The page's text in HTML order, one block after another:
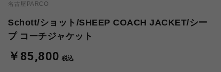
名古屋PARCO
Schott/ショット/SHEEP COACH JACKET/シー
プ コーチジャケット
￥85,800 税込